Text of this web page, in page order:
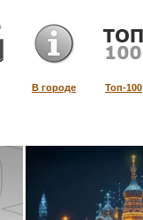
В городе Топ-100